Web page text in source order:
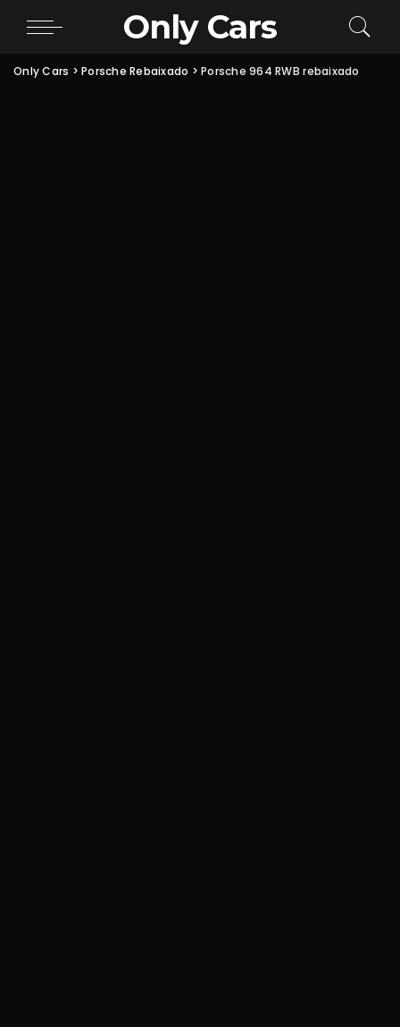
Only Cars
Only Cars >Porsche Rebaixado >Porsche 964 RWB rebaixado